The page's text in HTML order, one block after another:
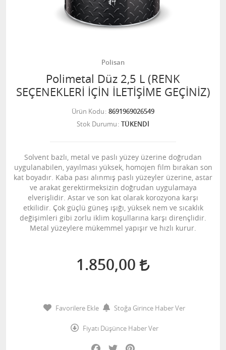
Polisan
Polimetal Düz 2,5 L (RENK
SEÇENEKLERİ İÇİN İLETİŞİME GEÇİNİZ)
Ürün Kodu 8691969026549
Stok Durumu TÜKENDİ
Solvent bazlı, metal ve paslı yüzey üzerine doğrudan
uygulanabilen, yayılması yüksek, homojen film bırakan son
kat boyadır. Kaba pası alınmış paslı yüzeyler üzerine, astar
ve arakat gerektirmeksizin doğrudan uygulamaya
elverişlidir. Astar ve son kat olarak korozyona karşı
etkilidir. Çok güçlü güneş ışığı, yüksek nem ve sıcaklık
değişimleri gibi zorlu iklim koşullarına karşı dirençlidir.
Metal yüzeylere mükemmel yapışır ve hızlı kurur.
1.850,00
Favorilere Ekle Stoğa Girince Haber Ver
Fiyatı Düşünce Haber Ver
Facebook
Twitter